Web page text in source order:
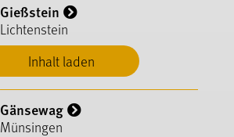
Inhalt laden
Gießstein
Lichtenstein
Gänsewag
Münsingen